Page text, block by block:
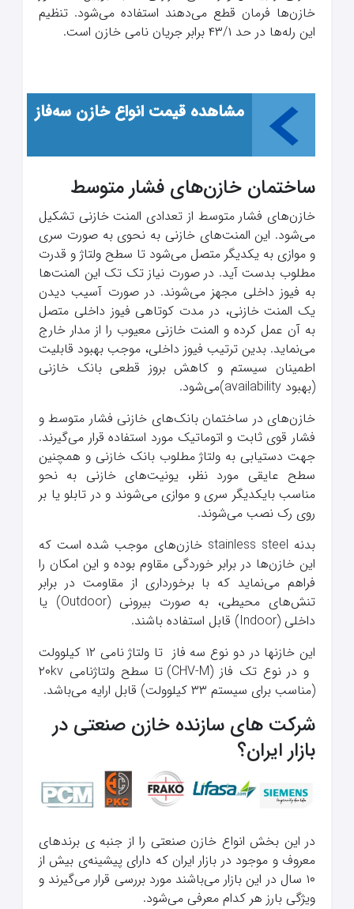
خازن‌ها فرمان قطع می‌دهند استفاده می‌شود. تنظیم
این رله‌ها در حد ۴۳/۱ برابر جریان نامی خازن است.
مشاهده قیمت انواع خازن‌ سه‌فاز
ساختمان خازن‌های فشار متوسط
خازن‌های فشار متوسط از تعدادی المنت خازنی تشکیل
می‌شود. این المنت‌های خازنی به نحوی به صورت سری
و موازی به یکدیگر متصل می‌شود تا سطح ولتاژ و قدرت
مطلوب بدست آید. در صورت نیاز تک تک این المنت‌ها
به فیوز داخلی مجهز می‌شوند. در صورت آسیب دیدن
یک المنت خازنی، در مدت کوتاهی فیوز داخلی متصل
به آن عمل کرده و المنت خازنی معیوب را از مدار خارج
می‌نماید. بدین ترتیب فیوز داخلی، موجب بهبود قابلیت
اطمینان سیستم و کاهش بروز قطعی بانک خازنی
(بهبود availability)می‌شود.
خازن‌های در ساختمان بانک‌های خازنی فشار متوسط و
فشار قوی ثابت و اتوماتیک مورد استفاده قرار می‌گیرند.
جهت دستیابی به ولتاژ مطلوب بانک خازنی و همچنین
سطح عایقی مورد نظر، یونیت‌های خازنی به نحو
مناسب بایکدیگر سری و موازی می‌شوند و در تابلو یا بر
روی رک نصب می‌شوند.
بدنه stainless steel خازن‌های موجب شده است که
این خازن‌ها در برابر خوردگی مقاوم بوده و این امکان را
فراهم می‌نماید که با برخورداری از مقاومت در برابر
تنش‌های محیطی، به صورت بیرونی (Outdoor) یا
داخلی (Indoor) قابل استفاده باشند.
این خازنها در دو نوع سه فاز تا ولتاژ نامی ۱۲ کیلوولت
و در نوع تک فاز (CHV-M) تا سطح ولتاژنامی ۲۰kv
(مناسب برای سیستم ۳۳ کیلوولت) قابل ارایه می‌باشد.
شرکت های سازنده خازن صنعتی در
بازار ایران؟
در این بخش انواع خازن صنعتی را از جنبه ی برند‌های
معروف و موجود در بازار ایران که دارای پیشینه‌ی بیش از
۱۰ سال در این بازار می‌باشند مورد بررسی قرار می‌گیرند و
ویژگی بارز هر کدام معرفی می‌شود.